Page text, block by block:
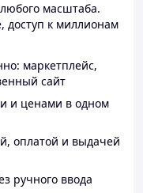
масштаба.
доступ к миллионам
маркетплейс,
сайт
и ценами в одном
оплатой и выдачей
ручного ввода